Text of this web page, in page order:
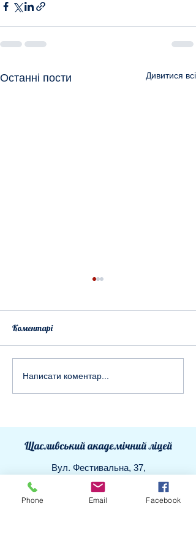
Останні пости Дивитися всі
Калиновий випуск
девятикласників
Коментарі
Написати коментар...
Щасливський академічний ліцей
Вул. Фестивальна, 37,
с.Щасливе,
Бориспільський район, Київська
Phone Email Facebook